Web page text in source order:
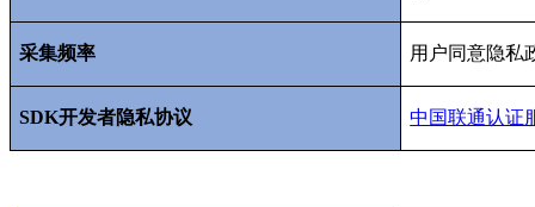
采集频率 用户同意隐私
SDK开发者隐私协议 中国联通认证